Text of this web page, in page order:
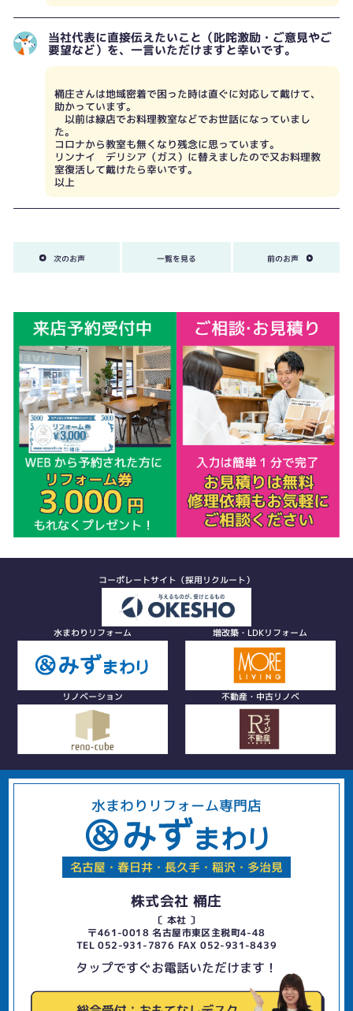
当社代表に直接伝えたいこと（叱咤激励・ご意見やご
要望など）を、一言いただけますと幸いです。
桶庄さんは地域密着で困った時は直ぐに対応して戴けて、
助かっています。
以前は緑店でお料理教室などでお世話になっていまし
た。
コロナから教室も無くなり残念に思っています。
リンナイ デリシア（ガス）に替えましたので又お料理教
室復活して戴けたら幸いです。
以上
次のお声 一覧を見る 前のお声
コーポレートサイト（採用リクルート）
水まわりリフォーム 増改築・LDKリフォーム
リノベーション 不動産・中古リノベ
水まわりリフォーム専門店
名古屋・春日井・長久手・稲沢・多治見
株式会社 桶庄
〔 本社 〕
〒461-0018 名古屋市東区主税町4-48
TEL 052-931-7876 FAX 052-931-8439
タップですぐお電話いただけます！